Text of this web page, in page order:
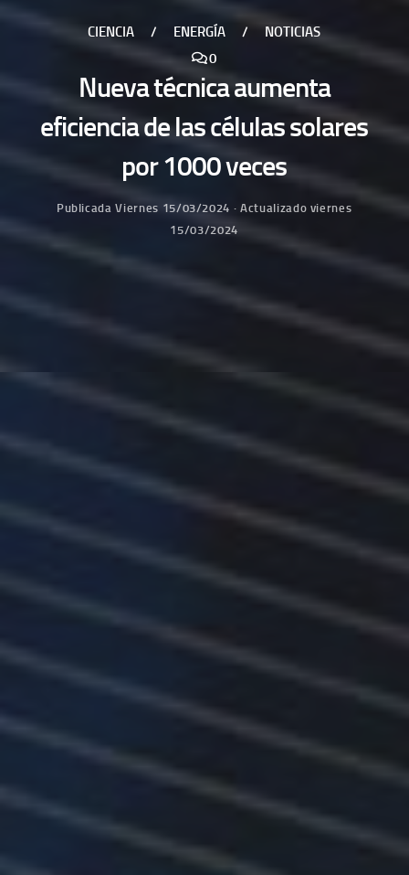
CIENCIA / ENERGÍA /
NOTICIAS
0
Nueva técnica aumenta
eficiencia de las células solares
por 1000 veces
PublicadaViernes 15/03/2024 · Actualizado viernes
15/03/2024